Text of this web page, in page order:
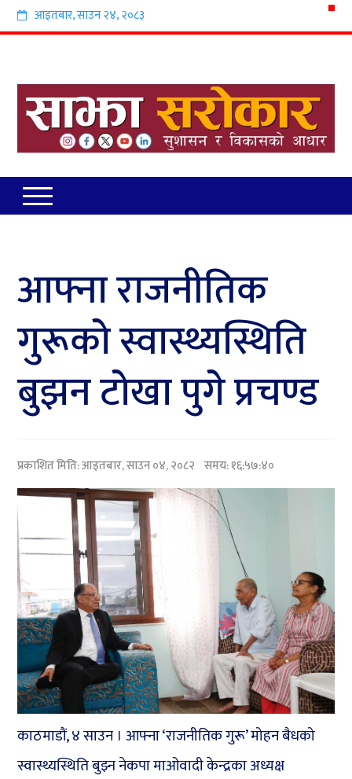
आइतबार,साउन२४,२०८३
आफ्ना राजनीतिक
गुरूको स्वास्थ्यस्थिति
बुझन टोखा पुगे प्रचण्ड
प्रकाशित मिति:आइतबार, साउन ०४, २०८२ समय: १६:५७:४०
काठमाडौं, ४ साउन । आफ्ना ‘राजनीतिक गुरू’ मोहन बैधको
स्वास्थ्यस्थिति बुझ्न नेकपा माओवादी केन्द्रका अध्यक्ष